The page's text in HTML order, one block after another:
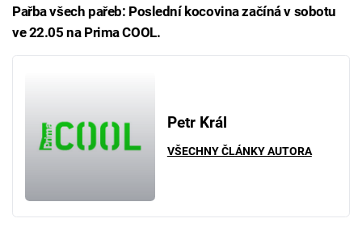
Pařba všech pařeb: Poslední kocovina začíná v sobotu
ve 22.05 na Prima COOL.
Petr Král
VŠECHNY ČLÁNKY AUTORA